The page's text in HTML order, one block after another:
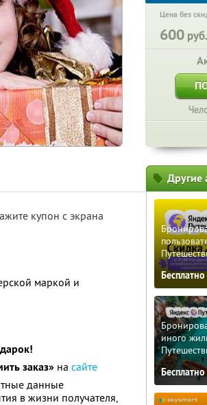
Цена без
600 руб.
купон с экрана
маркой и
заказ» на сайте
данные
в жизни получателя,
Другие
Бесплатно
иного
Бесплатно